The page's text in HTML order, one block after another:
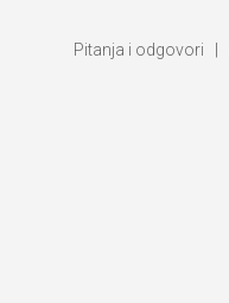
Pitanja i odgovori